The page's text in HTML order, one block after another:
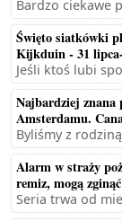
Bardzo ciekawe
Święto siatkówki
Kijkduin - 31
Jeśli ktoś lubi
Najbardziej znana
Amsterdamu.
Byliśmy z
Alarm w straży
remiz, mogą
Seria trwa od